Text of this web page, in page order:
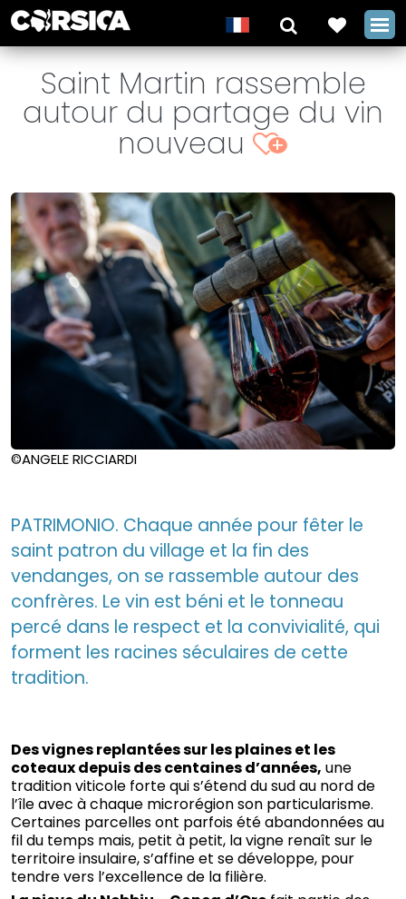
Saint Martin rassemble
autour du partage du vin
nouveau +
©ANGELE RICCIARDI
PATRIMONIO. Chaque année pour fêter le
saint patron du village et la fin des
vendanges, on se rassemble autour des
confrères. Le vin est béni et le tonneau
percé dans le respect et la convivialité, qui
forment les racines séculaires de cette
tradition.
Des vignes replantées sur les plaines et les
coteaux depuis des centaines d’années, une
tradition viticole forte qui s’étend du sud au nord de
l’île avec à chaque microrégion son particularisme.
Certaines parcelles ont parfois été abandonnées au
fil du temps mais, petit à petit, la vigne renaît sur le
territoire insulaire, s’affine et se développe, pour
tendre vers l’excellence de la filière.